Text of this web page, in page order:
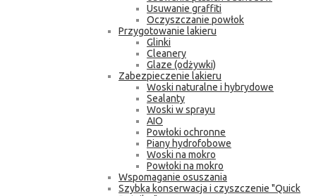
Usuwanie graffiti
Oczyszczanie powłok
Przygotowanie lakieru
Glinki
Cleanery
Glaze (odżywki)
Zabezpieczenie lakieru
Woski naturalne i hybrydowe
Sealanty
Woski w sprayu
AIO
Powłoki ochronne
Piany hydrofobowe
Woski na mokro
Powłoki na mokro
Wspomaganie osuszania
Szybka konserwacja i czyszczenie "Quick